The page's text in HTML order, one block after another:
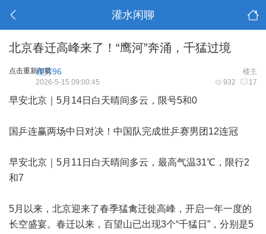
灌水闲聊
北京春迁高峰来了！“鹰河”奔涌，千猛过境
点击重新加载 楼主
程芳96
932 17
2026-5-15 09:00:45
早安北京｜5月14日白天晴间多云，限号5和0
国乒连赢两场中日对决！中国队完成世乒赛男团12连冠
早安北京｜5月11日白天晴间多云，最高气温31℃，限行2
和7
5月以来，北京迎来了春季猛禽迁徙高峰，开启一年一度的
长空盛宴。春迁以来，百望山已出现3个“千猛日”，分别是5